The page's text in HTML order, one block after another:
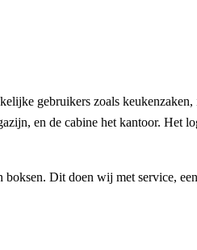
gebruikers zoals
en de cabine het kantoor. Het
Dit doen wij met service,